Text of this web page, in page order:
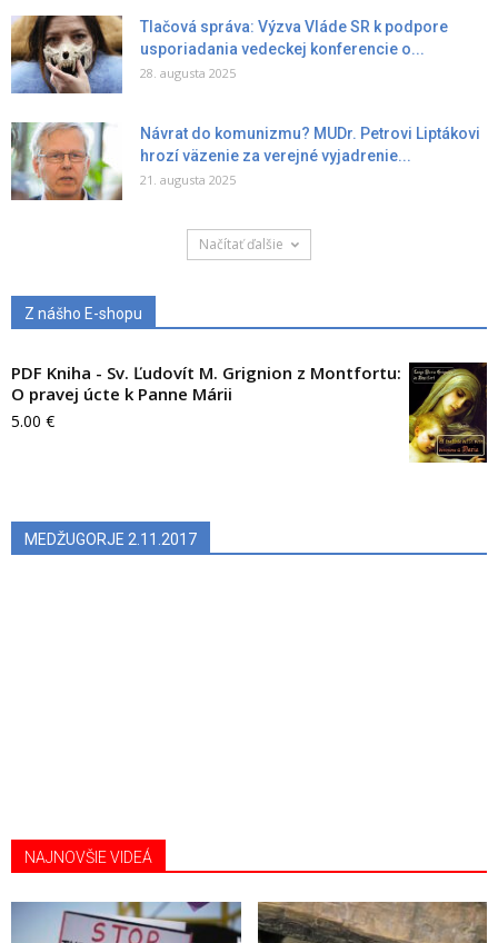
Tlačová správa: Výzva Vláde SR k podpore
usporiadania vedeckej konferencie o...
28. augusta 2025
Návrat do komunizmu? MUDr. Petrovi Liptákovi
hrozí väzenie za verejné vyjadrenie...
21. augusta 2025
Načítať ďalšie
Z nášho E-shopu
PDF Kniha - Sv. Ľudovít M. Grignion z Montfortu:
O pravej úcte k Panne Márii
5.00 €
MEDŽUGORJE 2.11.2017
NAJNOVŠIE VIDEÁ